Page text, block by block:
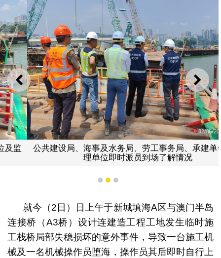
上一则 下一
公共建设局、海事及水务局、劳工事务局、承建单位及监
理单位即时派员到场了解情况
1 2 3
就今（2日）日上午于新城填海A区与澳门半岛
连接桥（A3桥）设计连建造工程工地发生临时施
工栈桥局部失稳损坏的意外事件，导致一台施工机
械及一名机械操作员堕海，操作员其后即时自行上